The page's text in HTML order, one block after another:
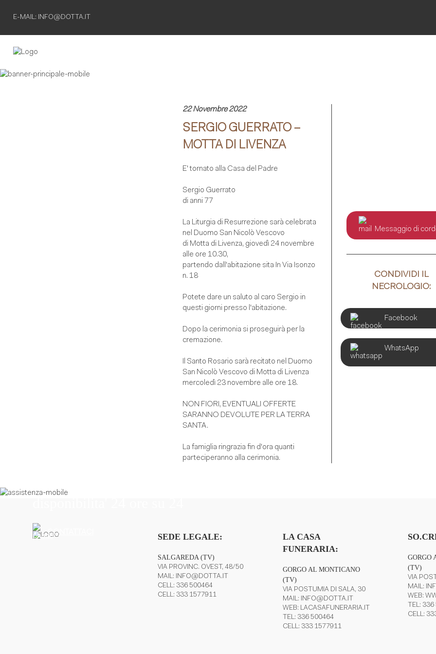
E-MAIL: INFO@DOTTA.IT
22 Novembre 2022
SERGIO GUERRATO –
MOTTA DI LIVENZA
E' tornato alla Casa del Padre
Sergio Guerrato
di anni 77
La Liturgia di Resurrezione sarà celebrata
nel Duomo San Nicolò Vescovo
di Motta di Livenza, giovedì 24 novembre
alle ore 10.30,
partendo dall'abitazione sita In Via Isonzo
n. 18
Potete dare un saluto al caro Sergio in
questi giorni presso l'abitazione.
Dopo la cerimonia si proseguirà per la
cremazione.
Il Santo Rosario sarà recitato nel Duomo
San Nicolò Vescovo di Motta di Livenza
mercoledì 23 novembre alle ore 18.
NON FIORI, EVENTUALI OFFERTE
SARANNO DEVOLUTE PER LA TERRA
SANTA.
La famiglia ringrazia fin d'ora quanti
parteciperanno alla cerimonia.
Messaggio di
CONDIVIDI IL
NECROLOGIO:
Facebook
WhatsApp
CONTATTACI SEDE LEGALE:
SALGAREDA (TV)
VIA PROVINC. OVEST, 48/50
MAIL: INFO@DOTTA.IT
CELL: 336 500464
CELL: 333 1577911
LA CASA
FUNERARIA:
GORGO AL MONTICANO
(TV)
VIA POSTUMIA DI SALA, 30
MAIL: INFO@DOTTA.IT
WEB: LACASAFUNERARIA.IT
TEL: 336 500464
CELL: 333 1577911
GORGO
(TV)
VIA
MAIL:
WEB:
TEL: 336
CELL: